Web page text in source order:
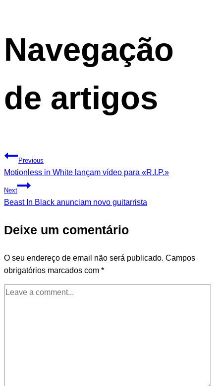
Navegação
de artigos
Previous
Motionless in White lançam vídeo para «R.I.P.»
Next
Beast In Black anunciam novo guitarrista
Deixe um comentário
O seu endereço de email não será publicado. Campos
obrigatórios marcados com *